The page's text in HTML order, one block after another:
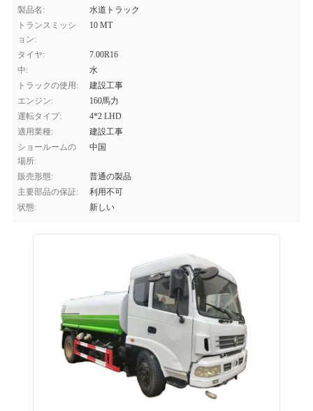
製品名:
水道トラック
トランスミッシ
ョン:
10 MT
タイヤ:
7.00R16
中:
水
トラックの使用:
建設工事
エンジン:
160馬力
運転タイプ:
4*2 LHD
適用業種:
建設工事
ショールームの
場所:
中国
販売形態:
普通の製品
主要部品の保証:
利用不可
状態:
新しい